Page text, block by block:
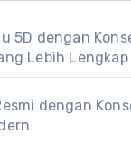
5D dengan
Lebih
dengan